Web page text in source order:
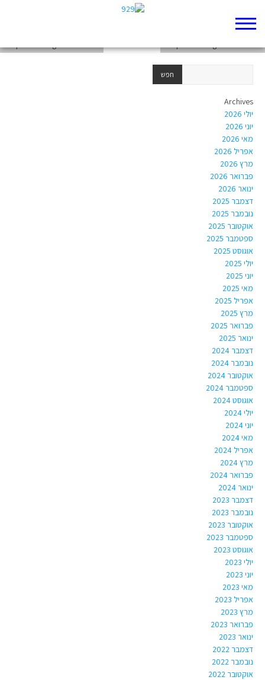
Archives
יולי 2026
יוני 2026
מאי 2026
אפריל 2026
מרץ 2026
פברואר 2026
ינואר 2026
דצמבר 2025
נובמבר 2025
אוקטובר 2025
ספטמבר 2025
אוגוסט 2025
יולי 2025
יוני 2025
מאי 2025
אפריל 2025
מרץ 2025
פברואר 2025
ינואר 2025
דצמבר 2024
נובמבר 2024
אוקטובר 2024
ספטמבר 2024
אוגוסט 2024
יולי 2024
יוני 2024
מאי 2024
אפריל 2024
מרץ 2024
פברואר 2024
ינואר 2024
דצמבר 2023
נובמבר 2023
אוקטובר 2023
ספטמבר 2023
אוגוסט 2023
יולי 2023
יוני 2023
מאי 2023
אפריל 2023
מרץ 2023
פברואר 2023
ינואר 2023
דצמבר 2022
נובמבר 2022
אוקטובר 2022